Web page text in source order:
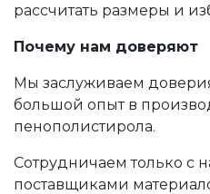
рассчитать размеры и
Почему нам доверяют
Мы заслуживаем
большой опыт в
пенополистирола.
Сотрудничаем только с
поставщиками